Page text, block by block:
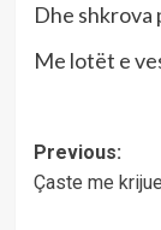
Dhe shkrova
Me lotët e
Post
Previous:
Çaste me